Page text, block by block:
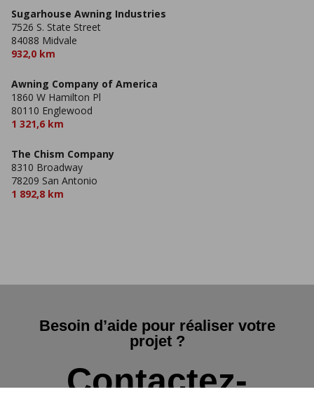
Sugarhouse Awning Industries
7526 S. State Street
84088 Midvale
932,0 km
Awning Company of America
1860 W Hamilton Pl
80110 Englewood
1 321,6 km
The Chism Company
8310 Broadway
78209 San Antonio
1 892,8 km
Besoin d’aide pour réaliser votre
projet ?
Contactez-